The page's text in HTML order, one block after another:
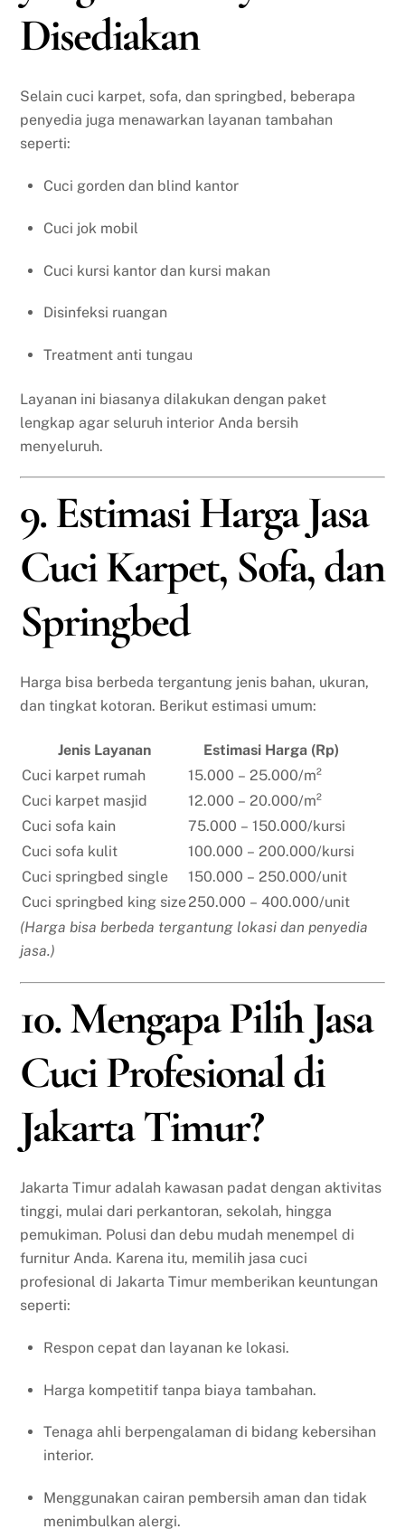
Disediakan
Selain cuci karpet, sofa, dan springbed, beberapa
penyedia juga menawarkan layanan tambahan
seperti:
Cuci gorden dan blind kantor
Cuci jok mobil
Cuci kursi kantor dan kursi makan
Disinfeksi ruangan
Treatment anti tungau
Layanan ini biasanya dilakukan dengan paket
lengkap agar seluruh interior Anda bersih
menyeluruh.
9. Estimasi Harga Jasa
Cuci Karpet, Sofa, dan
Springbed
Harga bisa berbeda tergantung jenis bahan, ukuran,
dan tingkat kotoran. Berikut estimasi umum:
Jenis Layanan
Estimasi Harga (Rp)
Cuci karpet rumah
15.000 – 25.000/m²
Cuci karpet masjid
12.000 – 20.000/m²
Cuci sofa kain
75.000 – 150.000/kursi
Cuci sofa kulit
100.000 – 200.000/kursi
Cuci springbed single
150.000 – 250.000/unit
Cuci springbed king size250.000 – 400.000/unit
(Harga bisa berbeda tergantung lokasi dan penyedia
jasa.)
10. Mengapa Pilih Jasa
Cuci Profesional di
Jakarta Timur?
Jakarta Timur adalah kawasan padat dengan aktivitas
tinggi, mulai dari perkantoran, sekolah, hingga
pemukiman. Polusi dan debu mudah menempel di
furnitur Anda. Karena itu, memilih jasa cuci
profesional di Jakarta Timur memberikan keuntungan
seperti:
Respon cepat dan layanan ke lokasi.
Harga kompetitif tanpa biaya tambahan.
Tenaga ahli berpengalaman di bidang kebersihan
interior.
Menggunakan cairan pembersih aman dan tidak
menimbulkan alergi.